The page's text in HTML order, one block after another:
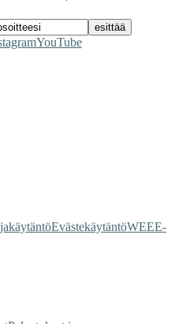
YouTube
EvästekäytäntöWEEE-